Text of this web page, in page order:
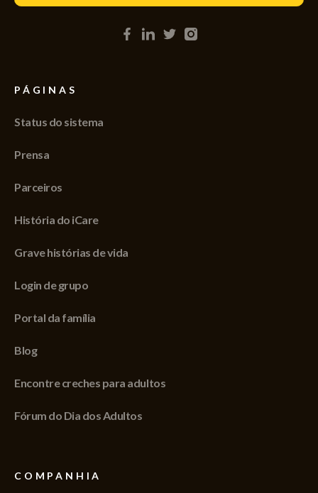
PÁGINAS
Status do sistema
Prensa
Parceiros
História do iCare
Grave histórias de vida
Login de grupo
Portal da família
Blog
Encontre creches para adultos
Fórum do Dia dos Adultos
COMPANHIA